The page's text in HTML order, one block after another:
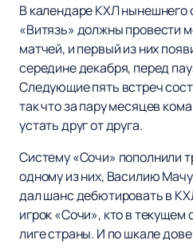
В календаре КХЛ нынешнего
«Витязь» должны провести
матчей, и первый из них
середине декабря, перед
Следующие пять встреч
так что за пару месяцев
устать друг от друга.
Систему «Сочи» пополнили
одному из них, Василию
дал шанс дебютировать в
игрок «Сочи», кто в текущем
лиге страны. И по шкале